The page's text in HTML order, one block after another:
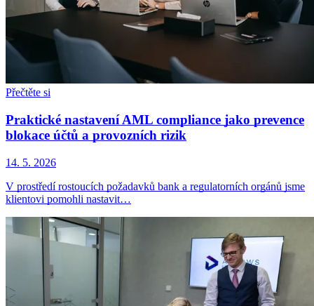
Přečtěte si
Praktické nastavení AML compliance jako prevence
blokace účtů a provozních rizik
14. 5. 2026
V prostředí rostoucích požadavků bank a regulatorních orgánů jsme
klientovi pomohli nastavit…